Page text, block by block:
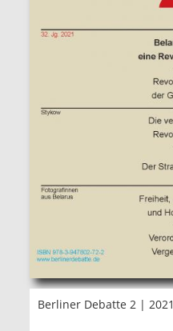
Berliner Debatte 2 | 2021